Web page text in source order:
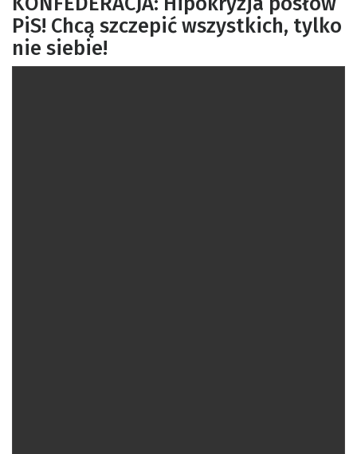
PiS! Chcą szczepić wszystkich, tylko
nie siebie!